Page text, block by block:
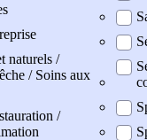
naturels /
/ Soins aux
/